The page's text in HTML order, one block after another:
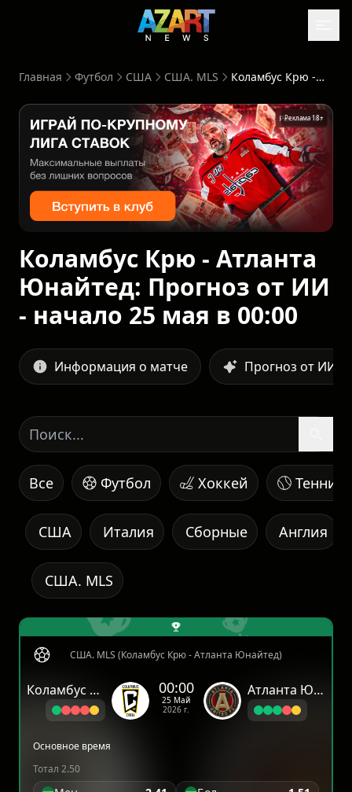
Главная Футбол США США. MLS Коламбус Крю - Атланта Юнайтед: Прогноз от ИИ - начало 25 мая в 00:00
Реклама 18+
Коламбус Крю - Атланта
Юнайтед: Прогноз от ИИ
- начало 25 мая в 00:00
Информация о матче Прогноз от ИИ
Все Футбол Хоккей Теннис
Италия Сборные Англия
США
США. MLS
США. MLS (Коламбус Крю - Атланта Юнайтед)
Коламбус Крю 00:00
25 Май
2026 г.
Атланта Юнайтед
Основное время
Тотал 2.50